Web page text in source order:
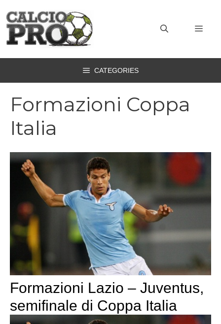
contenuto
CATEGORIES
Formazioni Coppa
Italia
Formazioni Lazio – Juventus,
semifinale di Coppa Italia